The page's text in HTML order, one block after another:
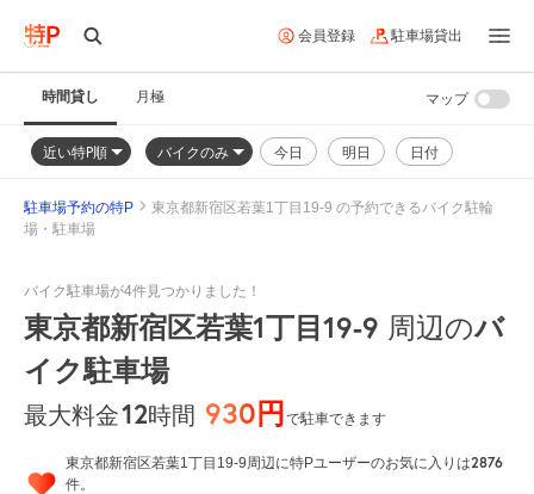
会員登録 駐車場貸出
時間貸し 月極
近い特P順 バイクのみ 今日 明日 日付
マップ
駐車場予約の特P
東京都新宿区若葉1丁目19-9 の予約できるバイク駐輪
場・駐車場
バイク駐車場が4件見つかりました！
東京都新宿区若葉1丁目19-9 周辺のバ
イク駐車場
最大料金12時間 930円で駐車できます
東京都新宿区若葉1丁目19-9周辺に特Pユーザーのお気に入りは2876
件。